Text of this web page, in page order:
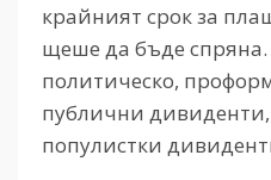
крайният срок за
щеше да бъде спряна.
политическо,
публични
популистки